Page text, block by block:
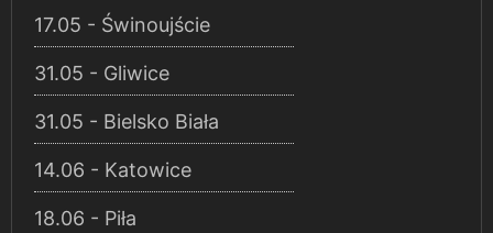
17.05 - Świnoujście
31.05 - Gliwice
31.05 - Bielsko Biała
14.06 - Katowice
18.06 - Piła